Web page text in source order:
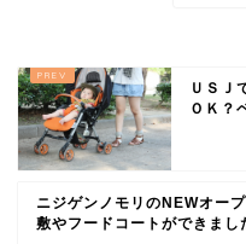
ＵＳＪ
ＯＫ？
ニジゲンノモリのNEWオー
敷やフードコートができまし